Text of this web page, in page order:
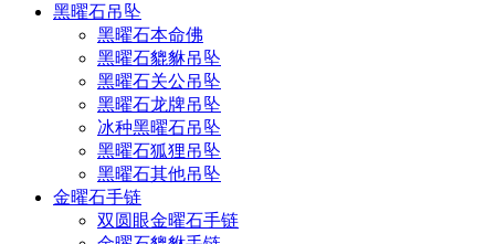
黑曜石吊坠
黑曜石本命佛
黑曜石貔貅吊坠
黑曜石关公吊坠
黑曜石龙牌吊坠
冰种黑曜石吊坠
黑曜石狐狸吊坠
黑曜石其他吊坠
金曜石手链
双圆眼金曜石手链